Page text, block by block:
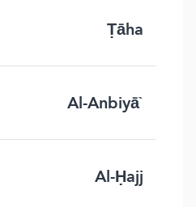
Ṭāha
Al-Anbiyā`
Al-Ḥajj